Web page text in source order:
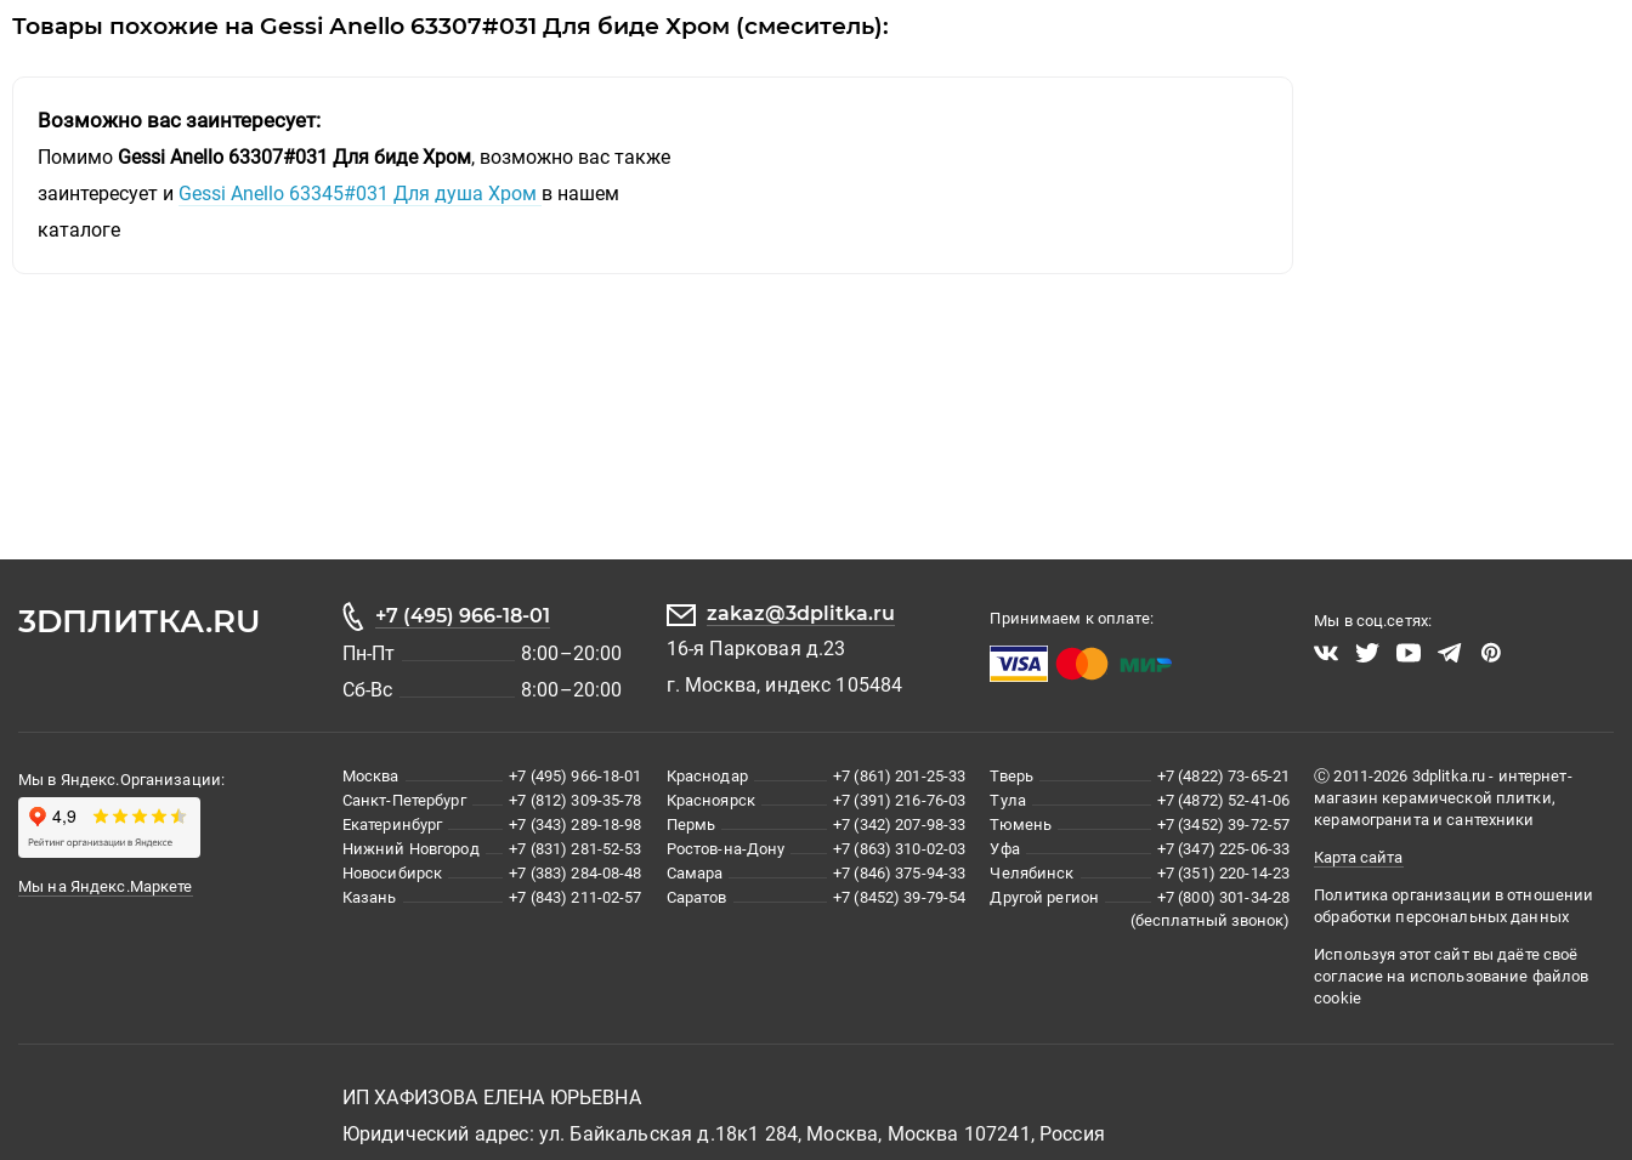
Товары похожие на Gessi Аnello 63307#031 Для биде Хром (смеситель):
Возможно вас заинтересует:
Помимо Gessi Аnello 63307#031 Для биде Хром, возможно вас также
заинтересует и Gessi Аnello 63345#031 Для душа Хром в нашем
каталоге
3DПЛИТКА.RU
+7 (495) 966-18-01
Пн-Пт
8:00–20:00
Сб-Вс
8:00–20:00
zakaz@3dplitka.ru
16-я Парковая д.23
г. Москва, индекс 105484
Принимаем к оплате: Мы в соц.сетях:
Мы в Яндекс.Организации:
Мы на Яндекс.Маркете
Москва
+7 (495) 966-18-01
Санкт-Петербург
+7 (812) 309-35-78
Екатеринбург
+7 (343) 289-18-98
Нижний Новгород
+7 (831) 281-52-53
Новосибирск
+7 (383) 284-08-48
Казань
+7 (843) 211-02-57
Краснодар
+7 (861) 201-25-33
Красноярск
+7 (391) 216-76-03
Пермь
+7 (342) 207-98-33
Ростов-на-Дону
+7 (863) 310-02-03
Самара
+7 (846) 375-94-33
Саратов
+7 (8452) 39-79-54
Тверь
+7 (4822) 73-65-21
Тула
+7 (4872) 52-41-06
Тюмень
+7 (3452) 39-72-57
Уфа
+7 (347) 225-06-33
Челябинск
+7 (351) 220-14-23
Другой регион
+7 (800) 301-34-28
(бесплатный звонок)
Ⓒ 2011-2026 3dplitka.ru - интернет-
магазин керамической плитки,
керамогранита и сантехники
Карта сайта
Политика организации в отношении
обработки персональных данных
Используя этот сайт вы даёте своё
согласие на использование файлов
cookie
ИП ХАФИЗОВА ЕЛЕНА ЮРЬЕВНА
Юридический адрес: ул. Байкальская д.18к1 284, Москва, Москва 107241, Россия